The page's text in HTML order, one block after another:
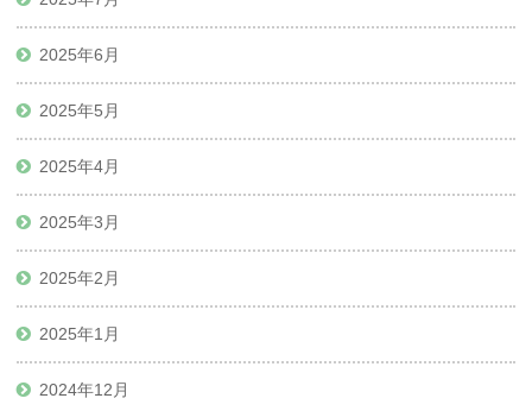
2025年6月
2025年5月
2025年4月
2025年3月
2025年2月
2025年1月
2024年12月